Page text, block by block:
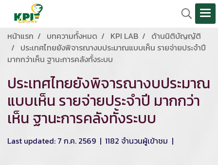
หน้าแรก บทความทั้งหมด KPI LAB
ด้านนิติบัญญัติ
ประเทศไทยยังพิจารณางบประมาณแบบเห็น รายจ่ายประจำปี
มากกว่าเห็น ฐานะการคลังทั้งระบบ
ประเทศไทยยังพิจารณางบประมาณ
แบบเห็น รายจ่ายประจำปี มากกว่า
เห็น ฐานะการคลังทั้งระบบ
Last updated: 7 ก.ค. 2569 | 1182 จำนวนผู้เข้าชม |